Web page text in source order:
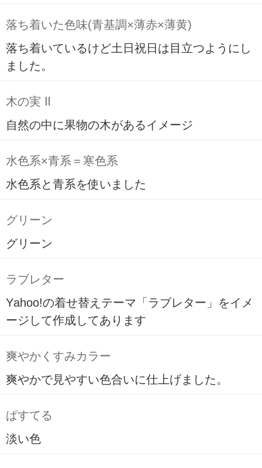
落ち着いた色味(青基調×薄赤×薄黄)
落ち着いているけど土日祝日は目立つようにし
ました。
木の実 Ⅱ
自然の中に果物の木があるイメージ
水色系×青系＝寒色系
水色系と青系を使いました
グリーン
グリーン
ラブレター
Yahoo!の着せ替えテーマ「ラブレター」をイメ
ージして作成してあります
爽やかくすみカラー
爽やかで見やすい色合いに仕上げました。
ぱすてる
淡い色